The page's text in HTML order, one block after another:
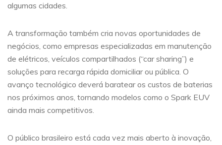
algumas cidades.
A transformação também cria novas oportunidades de
negócios, como empresas especializadas em manutenção
de elétricos, veículos compartilhados (“car sharing”) e
soluções para recarga rápida domiciliar ou pública. O
avanço tecnológico deverá baratear os custos de baterias
nos próximos anos, tornando modelos como o Spark EUV
ainda mais competitivos.
O público brasileiro está cada vez mais aberto à inovação,